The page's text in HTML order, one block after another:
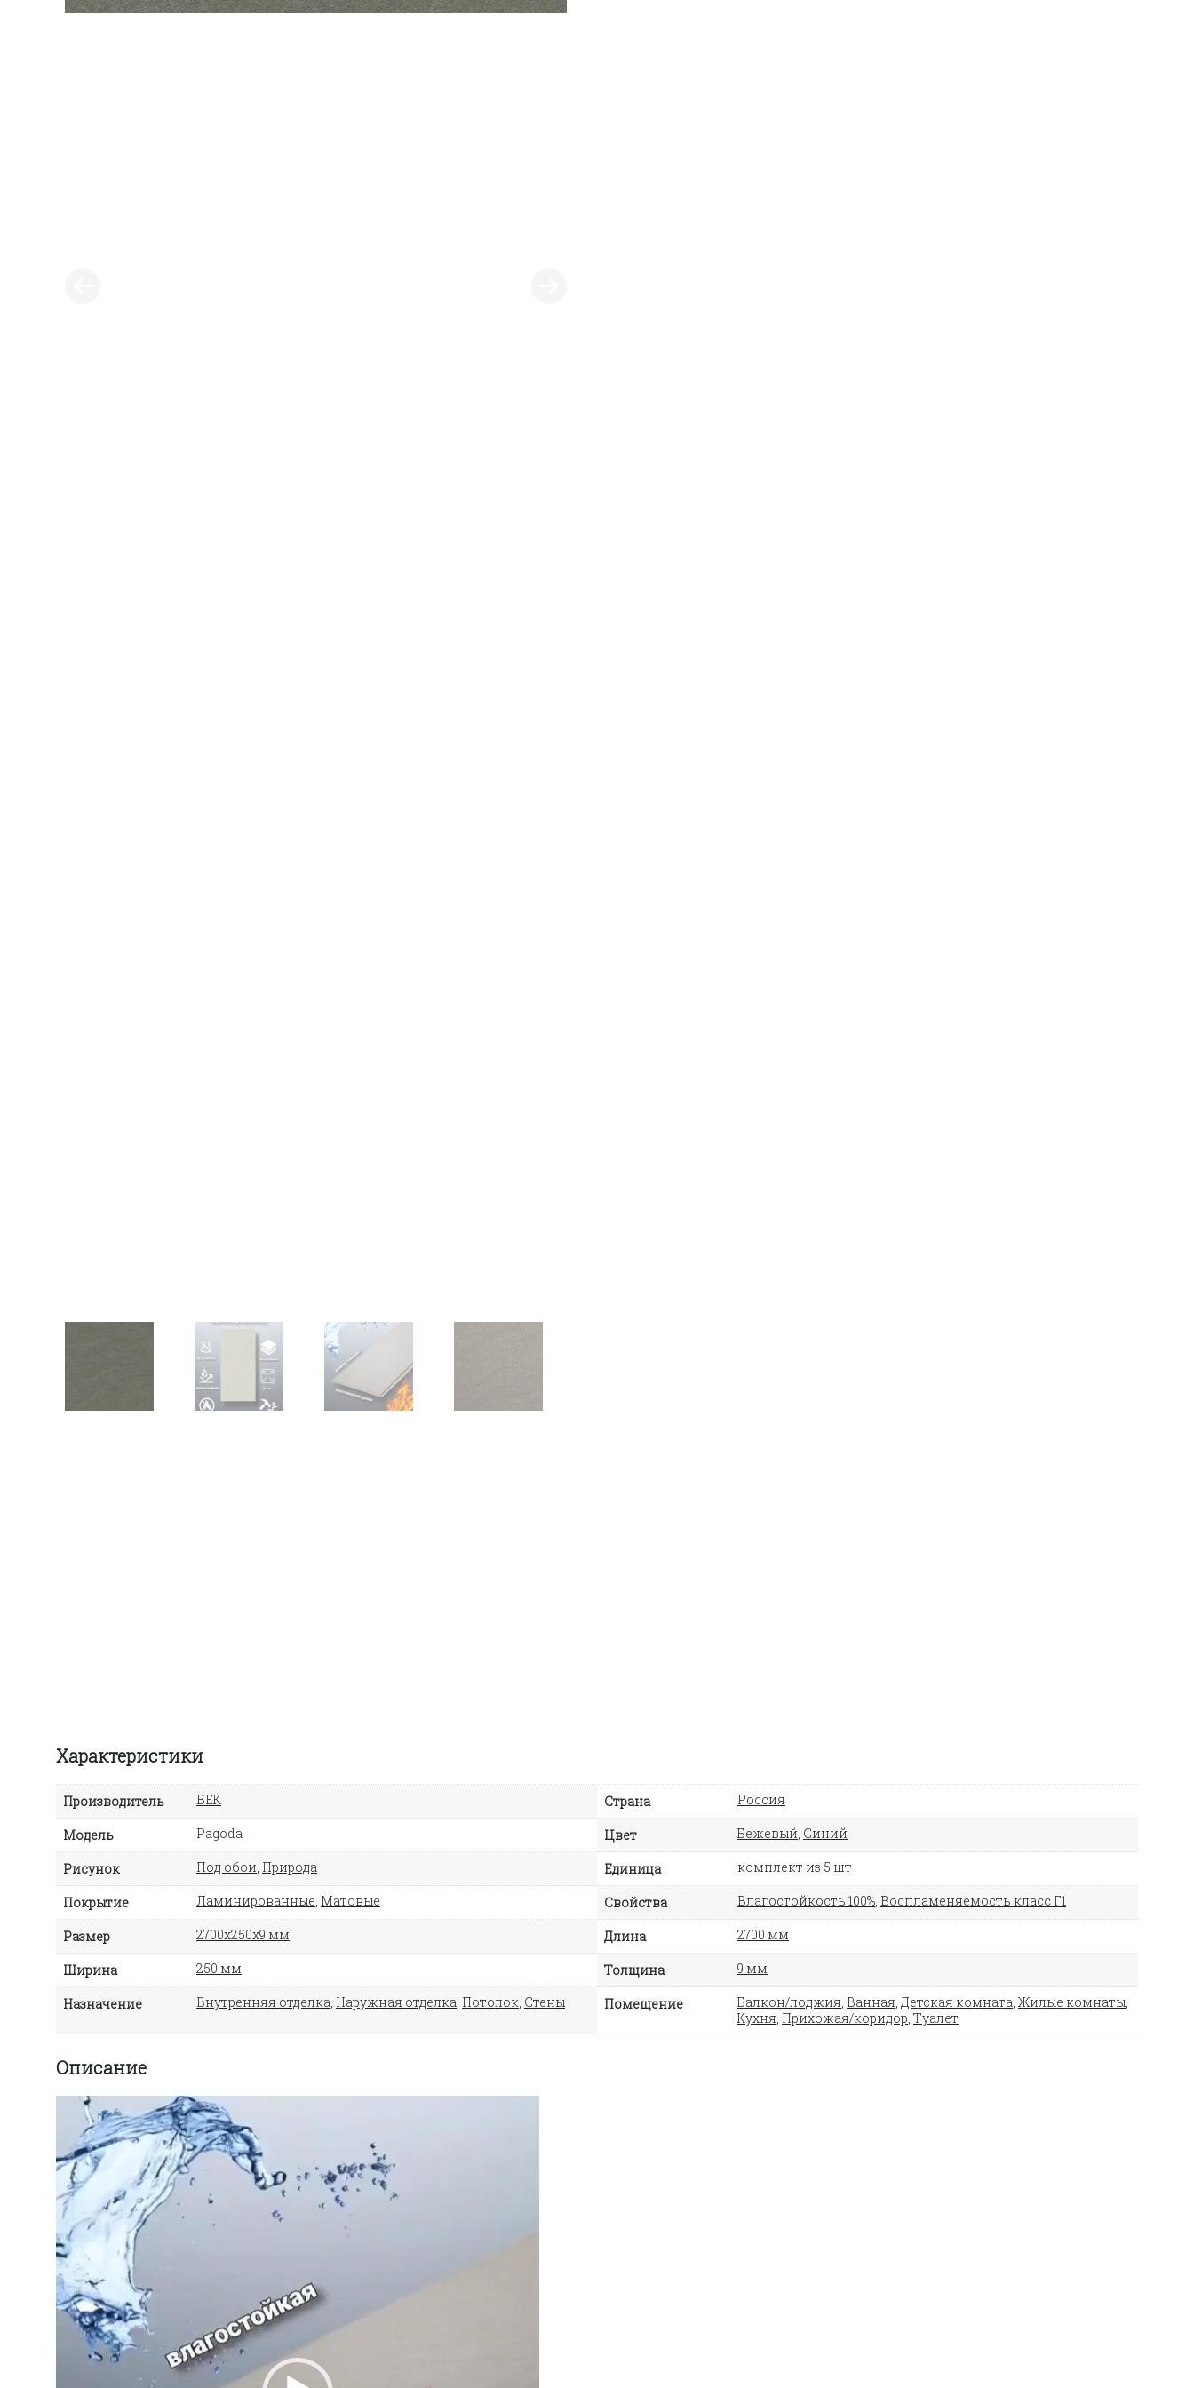
Характеристики
Производитель ВЕК Страна Россия
Модель Pagoda Цвет Бежевый, Синий
Рисунок Под обои, Природа Единица комплект из 5 шт
Покрытие Ламинированные, Матовые Свойства Влагостойкость 100%, Воспламеняемость класс Г1
Размер 2700х250х9 мм Длина 2700 мм
Ширина 250 мм Толщина 9 мм
Назначение Внутренняя отделка, Наружная отделка, Потолок, Стены Помещение Балкон/лоджия, Ванная, Детская комната, Жилые комнаты,
Кухня, Прихожая/коридор, Туалет
Описание
Видеоплеер